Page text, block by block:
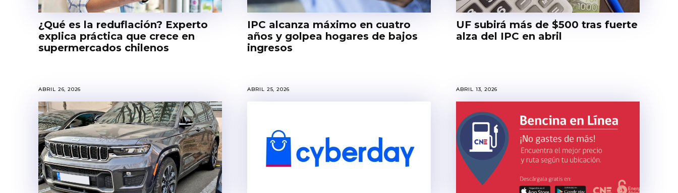
¿Qué es la reduflación? Experto
explica práctica que crece en
supermercados chilenos
IPC alcanza máximo en cuatro
años y golpea hogares de bajos
ingresos
UF subirá más de $500 tras fuerte
alza del IPC en abril
ABRIL 26, 2026 ABRIL 25, 2026 ABRIL 13, 2026